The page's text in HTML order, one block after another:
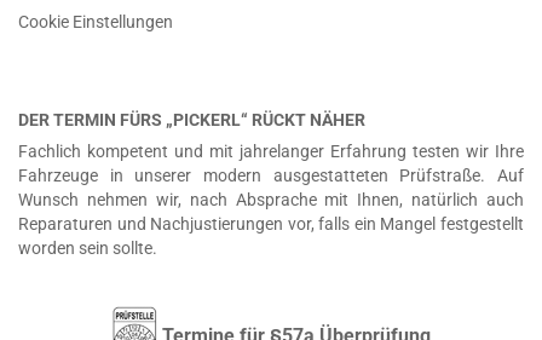
Cookie Einstellungen
DER TERMIN FÜRS „PICKERL“ RÜCKT NÄHER
Fachlich kompetent und mit jahrelanger Erfahrung testen wir Ihre
Fahrzeuge in unserer modern ausgestatteten Prüfstraße. Auf
Wunsch nehmen wir, nach Absprache mit Ihnen, natürlich auch
Reparaturen und Nachjustierungen vor, falls ein Mangel festgestellt
worden sein sollte.